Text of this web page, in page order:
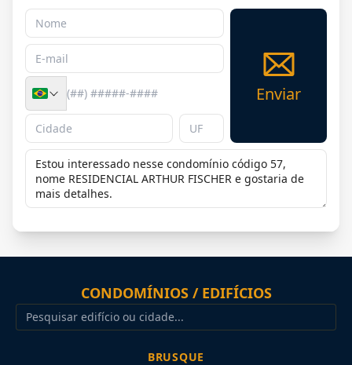
Enviar
CONDOMÍNIOS / EDIFÍCIOS
BRUSQUE